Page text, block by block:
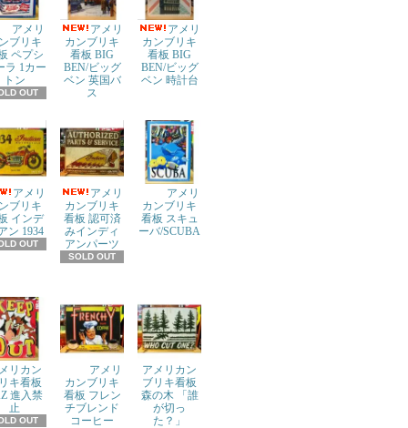
アメリ
ブリキ
ペプシ
ラ 1カー
トン
OUT
アメリ
カンブリキ
看板 BIG
BEN/ビッグ
ベン 英国バ
ス
アメリ
カンブリキ
看板 BIG
BEN/ビッグ
ベン 時計台
アメリ
ブリキ
インデ
ン 1934
OUT
アメリ
カンブリキ
看板 認可済
みインディ
アンパーツ
SOLD OUT
アメリ
カンブリキ
看板 スキュ
ーバ/SCUBA
リカン
キ看板
進入禁
止
OUT
アメリ
カンブリキ
看板 フレン
チブレンド
コーヒー
アメリカン
ブリキ看板
森の木 「誰
が切っ
た？」